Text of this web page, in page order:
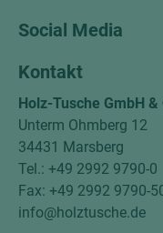
Social Media
Kontakt
Holz-Tusche GmbH &
Unterm Ohmberg 12
34431 Marsberg
Tel.: +49 2992 9790-0
Fax: +49 2992 9790-
info@holztusche.de